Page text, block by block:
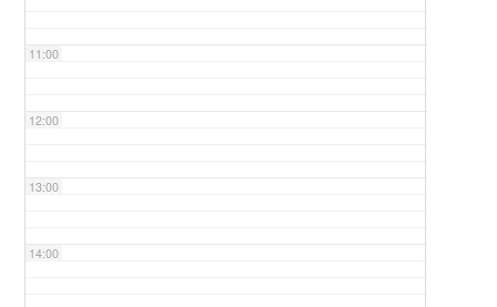
11:00
12:00
13:00
14:00